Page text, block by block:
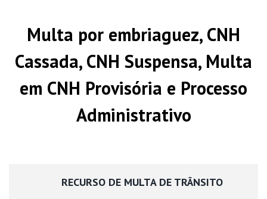
Multa por embriaguez, CNH
Cassada, CNH Suspensa, Multa
em CNH Provisória e Processo
Administrativo
RECURSO DE MULTA DE TRÂNSITO